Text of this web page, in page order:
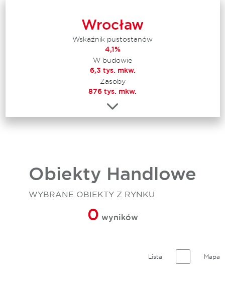
Wrocław
Wskaźnik pustostanów
4,1%
W budowie
6,3 tys. mkw.
Zasoby
876 tys. mkw.
Obiekty Handlowe
WYBRANE OBIEKTY Z RYNKU
0 wyników
Lista Mapa